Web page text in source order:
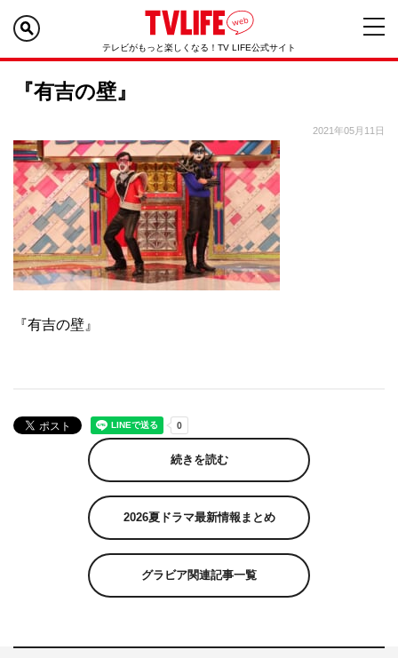
テレビがもっと楽しくなる！TV LIFE公式サイト
『有吉の壁』
2021年05月11日
『有吉の壁』
続きを読む
2026夏ドラマ最新情報まとめ
グラビア関連記事一覧